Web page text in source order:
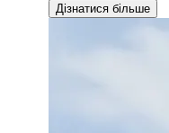
Дізнатися більше